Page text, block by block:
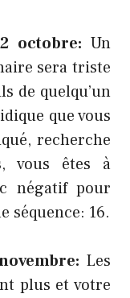
octobre: Un
sera triste
de quelqu’un
que vous
recherche
vous êtes à
négatif pour
séquence: 16.
Les
plus et votre